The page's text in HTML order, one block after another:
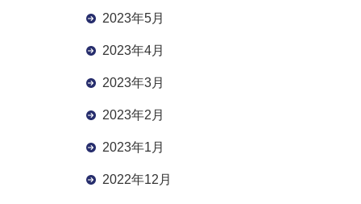
2023年5月
2023年4月
2023年3月
2023年2月
2023年1月
2022年12月